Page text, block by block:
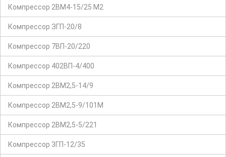
Компрессор 2ВМ4-15/25 М2
Компрессор ЗГП-20/8
Компрессор 7ВП-20/220
Компрессор 402ВП-4/400
Компрессор 2ВМ2,5-14/9
Компрессор 2ВМ2,5-9/101М
Компрессор 2ВМ2,5-5/221
Компрессор 3ГП-12/35